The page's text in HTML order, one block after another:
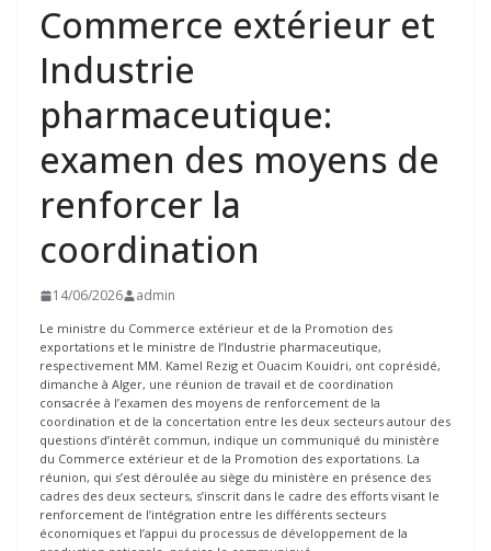
Commerce extérieur et
Industrie
pharmaceutique:
examen des moyens de
renforcer la
coordination
14/06/2026 admin
Le ministre du Commerce extérieur et de la Promotion des
exportations et le ministre de l’Industrie pharmaceutique,
respectivement MM. Kamel Rezig et Ouacim Kouidri, ont coprésidé,
dimanche à Alger, une réunion de travail et de coordination
consacrée à l’examen des moyens de renforcement de la
coordination et de la concertation entre les deux secteurs autour des
questions d’intérêt commun, indique un communiqué du ministère
du Commerce extérieur et de la Promotion des exportations. La
réunion, qui s’est déroulée au siège du ministère en présence des
cadres des deux secteurs, s’inscrit dans le cadre des efforts visant le
renforcement de l’intégration entre les différents secteurs
économiques et l’appui du processus de développement de la